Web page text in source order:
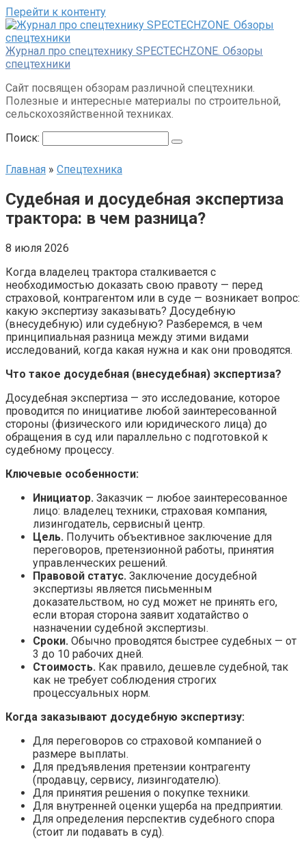
Перейти к контенту
Журнал про спецтехнику SPECTECHZONE. Обзоры
спецтехники
Сайт посвящен обзорам различной спецтехники.
Полезные и интересные материалы по строительной,
сельскохозяйственной техниках.
Поиск:
Главная » Спецтехника
Судебная и досудебная экспертиза
трактора: в чем разница?
8 июля 2026
Когда владелец трактора сталкивается с
необходимостью доказать свою правоту — перед
страховой, контрагентом или в суде — возникает вопрос:
какую экспертизу заказывать? Досудебную
(внесудебную) или судебную? Разберемся, в чем
принципиальная разница между этими видами
исследований, когда какая нужна и как они проводятся.
Что такое досудебная (внесудебная) экспертиза?
Досудебная экспертиза — это исследование, которое
проводится по инициативе любой заинтересованной
стороны (физического или юридического лица) до
обращения в суд или параллельно с подготовкой к
судебному процессу.
Ключевые особенности:
Инициатор. Заказчик — любое заинтересованное
лицо: владелец техники, страховая компания,
лизингодатель, сервисный центр.
Цель. Получить объективное заключение для
переговоров, претензионной работы, принятия
управленческих решений.
Правовой статус. Заключение досудебной
экспертизы является письменным
доказательством, но суд может не принять его,
если вторая сторона заявит ходатайство о
назначении судебной экспертизы.
Сроки. Обычно проводятся быстрее судебных — от
3 до 10 рабочих дней.
Стоимость. Как правило, дешевле судебной, так
как не требует соблюдения строгих
процессуальных норм.
Когда заказывают досудебную экспертизу:
Для переговоров со страховой компанией о
размере выплаты.
Для предъявления претензии контрагенту
(продавцу, сервису, лизингодателю).
Для принятия решения о покупке техники.
Для внутренней оценки ущерба на предприятии.
Для определения перспектив судебного спора
(стоит ли подавать в суд).